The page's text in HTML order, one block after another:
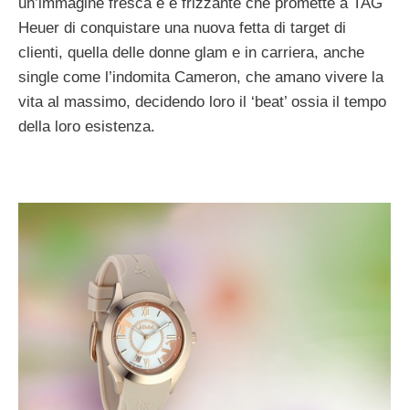
Heuer di conquistare una nuova fetta di target di
clienti, quella delle donne glam e in carriera, anche
single come l’indomita Cameron, che amano vivere la
vita al massimo, decidendo loro il ‘beat’ ossia il tempo
della loro esistenza.